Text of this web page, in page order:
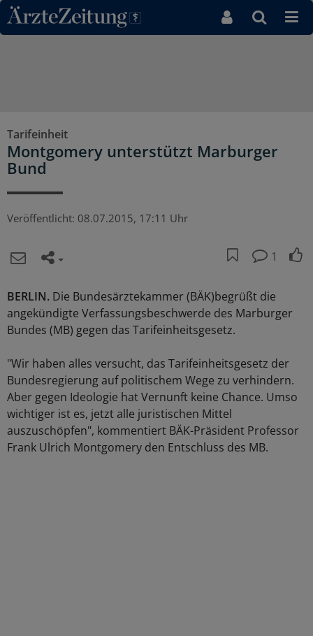
Direkt zum Inhaltsbereich
Tarifeinheit
Montgomery unterstützt Marburger
Bund
Veröffentlicht: 08.07.2015, 17:11 Uhr
1
BERLIN. Die Bundesärztekammer (BÄK)begrüßt die
angekündigte Verfassungsbeschwerde des Marburger
Bundes (MB) gegen das Tarifeinheitsgesetz.
"Wir haben alles versucht, das Tarifeinheitsgesetz der
Bundesregierung auf politischem Wege zu verhindern.
Aber gegen Ideologie hat Vernunft keine Chance. Umso
wichtiger ist es, jetzt alle juristischen Mittel
auszuschöpfen", kommentiert BÄK-Präsident Professor
Frank Ulrich Montgomery den Entschluss des MB.